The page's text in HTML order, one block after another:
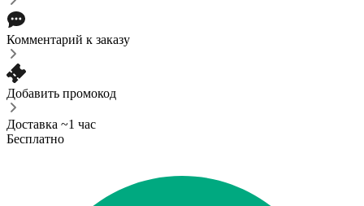
Комментарий к заказу
Добавить промокод
Доставка ~1 час
Бесплатно